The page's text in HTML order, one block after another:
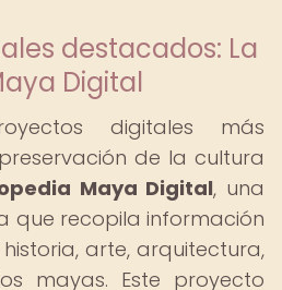
destacados: La
Digital
digitales más
de la cultura
Maya Digital, una
que recopila información
arte, arquitectura,
mayas. Este proyecto